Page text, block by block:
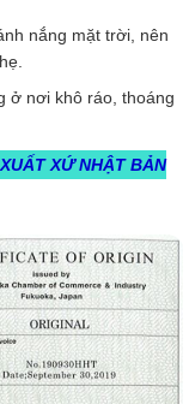
nắng mặt trời, nên
ở nơi khô ráo, thoáng
XỨ NHẬT BẢN